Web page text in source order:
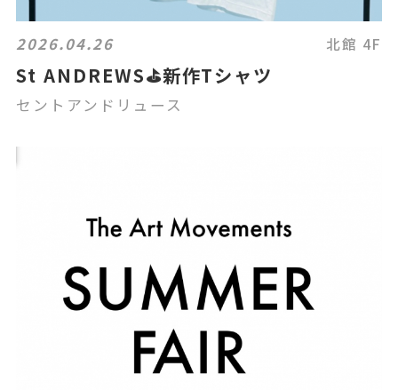
2026.04.26 北館 4F
St ANDREWS⛳️新作Tシャツ
セントアンドリュース